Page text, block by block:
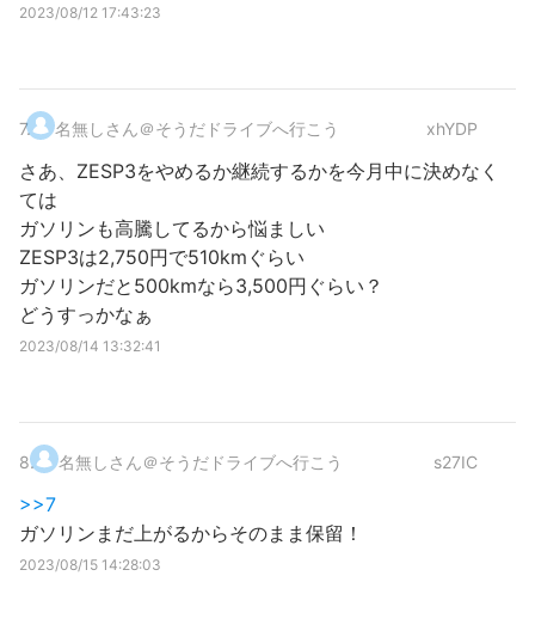
2023/08/12 17:43:23
7. 名無しさん＠そうだドライブへ行こう xhYDP
さあ、ZESP3をやめるか継続するかを今月中に決めなく
ては
ガソリンも高騰してるから悩ましい
ZESP3は2,750円で510kmぐらい
ガソリンだと500kmなら3,500円ぐらい？
どうすっかなぁ
2023/08/14 13:32:41
8. 名無しさん＠そうだドライブへ行こう s27IC
>>7
ガソリンまだ上がるからそのまま保留！
2023/08/15 14:28:03